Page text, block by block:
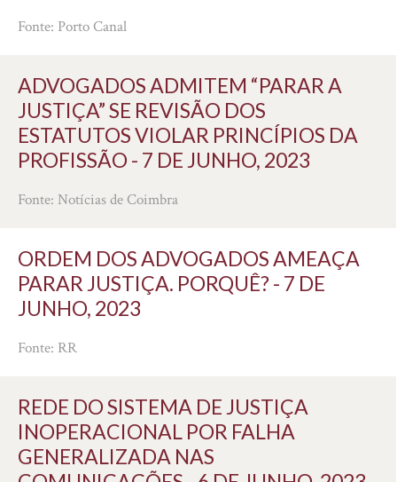
Fonte: Porto Canal
ADVOGADOS ADMITEM “PARAR A
JUSTIÇA” SE REVISÃO DOS
ESTATUTOS VIOLAR PRINCÍPIOS DA
PROFISSÃO - 7 DE JUNHO, 2023
Fonte: Notícias de Coimbra
ORDEM DOS ADVOGADOS AMEAÇA
PARAR JUSTIÇA. PORQUÊ? - 7 DE
JUNHO, 2023
Fonte: RR
REDE DO SISTEMA DE JUSTIÇA
INOPERACIONAL POR FALHA
GENERALIZADA NAS